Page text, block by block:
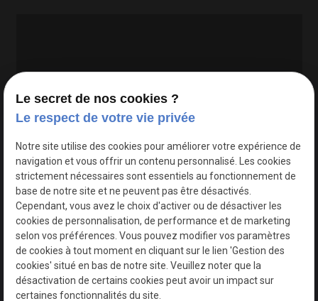
Google Maps Search API est désactivé.
Le secret de nos cookies ?
Le respect de votre vie privée
Notre site utilise des cookies pour améliorer votre expérience de
navigation et vous offrir un contenu personnalisé. Les cookies
strictement nécessaires sont essentiels au fonctionnement de
base de notre site et ne peuvent pas être désactivés.
Cependant, vous avez le choix d'activer ou de désactiver les
cookies de personnalisation, de performance et de marketing
selon vos préférences. Vous pouvez modifier vos paramètres
de cookies à tout moment en cliquant sur le lien 'Gestion des
cookies' situé en bas de notre site. Veuillez noter que la
désactivation de certains cookies peut avoir un impact sur
certaines fonctionnalités du site.